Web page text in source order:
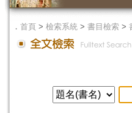
． 首頁 > 檢索系統 > 書目檢索 >